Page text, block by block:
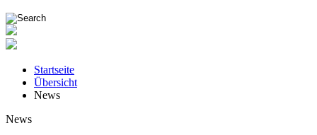
Startseite
Übersicht
News
News